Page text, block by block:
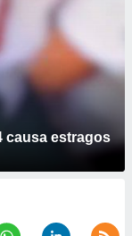
causa estragos